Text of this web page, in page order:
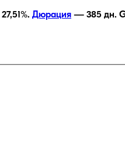
27,51%. Дюрация — 385 дн.